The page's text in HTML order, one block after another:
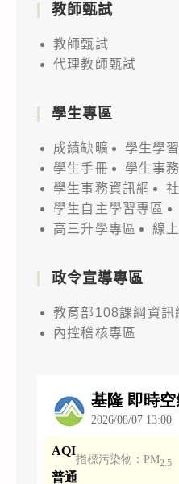
教師甄試
教師甄試
代理教師甄試
學生專區
成績缺曠
學生學
學生手冊
學生事
學生事務資訊網
學生自主學習專區
高三升學專區
線
政令宣導專區
教育部108課綱資訊
內控稽核專區